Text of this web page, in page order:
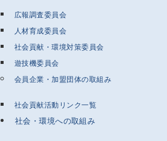
広報調査委員会
人材育成委員会
社会貢献・環境対策委員会
遊技機委員会
会員企業・加盟団体の取組み
社会貢献活動リンク一覧
社会・環境への取組み